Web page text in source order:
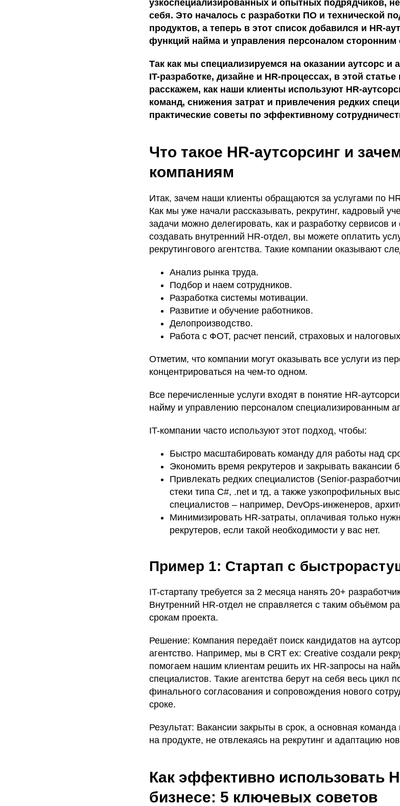
узкоспециализированных и опытных подрядчиков,
себя. Это началось с разработки ПО и технической
продуктов, а теперь в этот список добавился и HR-
функций найма и управления персоналом сторонним
Так как мы специализируемся на оказании аутсорс и
IT-разработке, дизайне и HR-процессах, в этой
расскажем, как наши клиенты используют HR-
команд, снижения затрат и привлечения редких
практические советы по эффективному
Что такое HR-аутсорсинг и
компаниям
Итак, зачем наши клиенты обращаются за услугами по
Как мы уже начали рассказывать, рекрутинг, кадровый
задачи можно делегировать, как и разработку сервисов
создавать внутренний HR-отдел, вы можете оплатить
рекрутингового агентства. Такие компании оказывают
Анализ рынка труда.
Подбор и наем сотрудников.
Разработка системы мотивации.
Развитие и обучение работников.
Делопроизводство.
Работа с ФОТ, расчет пенсий, страховых и
Отметим, что компании могут оказывать все услуги из
концентрироваться на чем-то одном.
Все перечисленные услуги входят в понятие HR-
найму и управлению персоналом специализированным
IT-компании часто используют этот подход, чтобы:
Быстро масштабировать команду для работы над
Экономить время рекрутеров и закрывать вакансии
Привлекать редких специалистов (Senior-
стеки типа C#, .net и тд, а также узкопрофильных
специалистов – например, DevOps-инженеров,
Минимизировать HR-затраты, оплачивая только
рекрутеров, если такой необходимости у вас нет.
Пример 1: Стартап с
IT-стартапу требуется за 2 месяца нанять 20+
Внутренний HR-отдел не справляется с таким объёмом
срокам проекта.
Решение: Компания передаёт поиск кандидатов на
агентство. Например, мы в CRT ex: Creative создали
помогаем нашим клиентам решить их HR-запросы на
специалистов. Такие агентства берут на себя весь цикл
финального согласования и сопровождения нового
сроке.
Результат: Вакансии закрыты в срок, а основная
на продукте, не отвлекаясь на рекрутинг и адаптацию
Как эффективно использовать
бизнесе: 5 ключевых советов